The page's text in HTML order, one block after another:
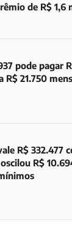
de R$ 1,6
pode pagar
R$ 21.750
R$ 332.477
R$